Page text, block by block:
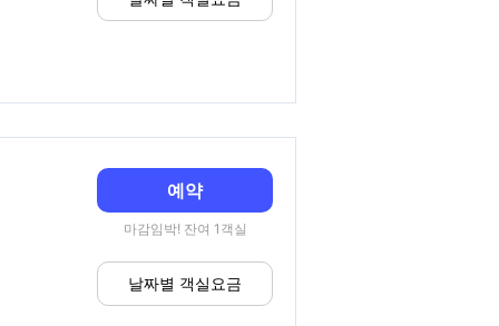
예약
마감임박! 잔여 1객실
날짜별 객실요금